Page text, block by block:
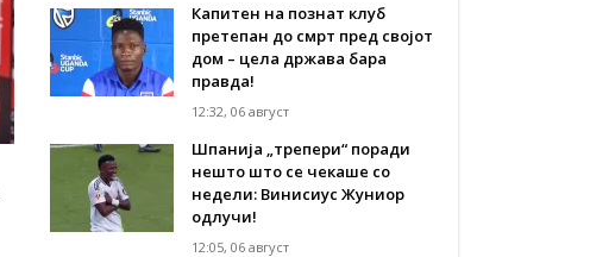
Капитен на познат клуб
претепан до смрт пред својот
дом – цела држава бара
правда!
12:32, 06 август
Шпанија „трепери“ поради
нешто што се чекаше со
недели: Винисиус Жуниор
одлучи!
12:05, 06 август